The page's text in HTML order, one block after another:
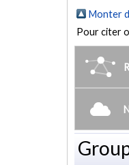
Monter
Pour citer